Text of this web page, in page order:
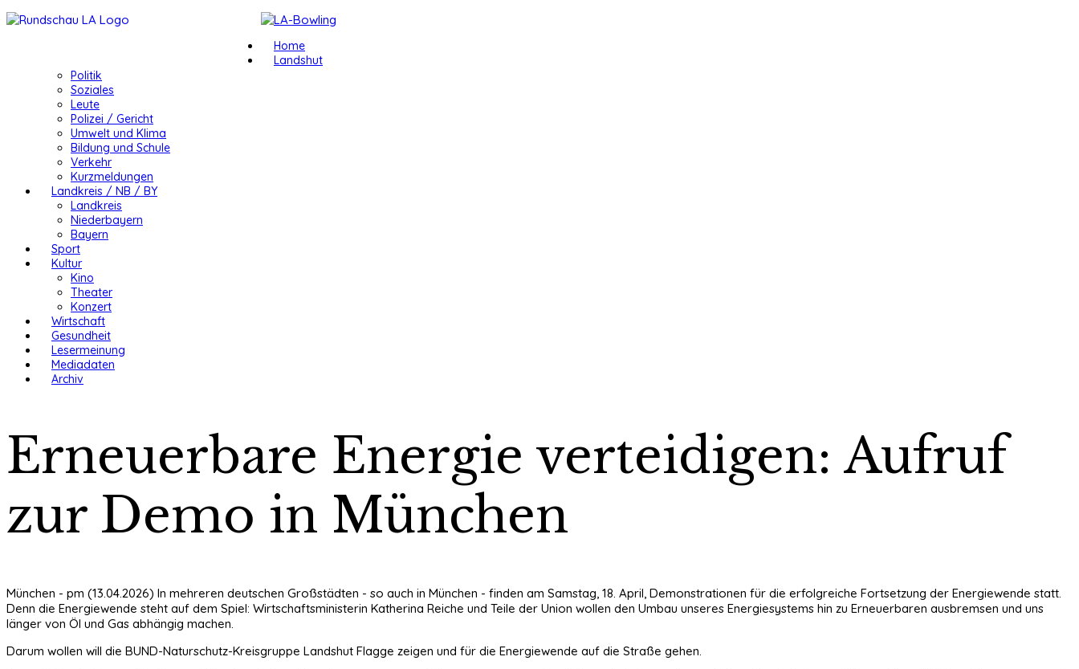
Home
Landshut
Politik
Soziales
Leute
Polizei / Gericht
Umwelt und Klima
Bildung und Schule
Verkehr
Kurzmeldungen
Landkreis / NB / BY
Landkreis
Niederbayern
Bayern
Sport
Kultur
Kino
Theater
Konzert
Wirtschaft
Gesundheit
Lesermeinung
Mediadaten
Archiv
Erneuerbare Energie verteidigen: Aufruf
zur Demo in München
München - pm (13.04.2026) In mehreren deutschen Großstädten - so auch in München - finden am Samstag, 18. April, Demonstrationen für die erfolgreiche Fortsetzung der Energiewende statt.
Denn die Energiewende steht auf dem Spiel: Wirtschaftsministerin Katherina Reiche und Teile der Union wollen den Umbau unseres Energiesystems hin zu Erneuerbaren ausbremsen und uns
länger von Öl und Gas abhängig machen.
Darum wollen will die BUND-Naturschutz-Kreisgruppe Landshut Flagge zeigen und für die Energiewende auf die Straße gehen.